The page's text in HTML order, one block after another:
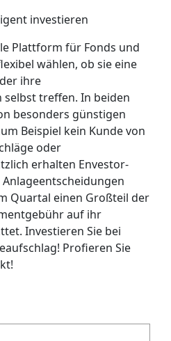
investieren
Plattform für Fonds und
wählen, ob sie eine
ihre
treffen. In beiden
besonders günstigen
Beispiel kein Kunde von
oder
erhalten Envestor-
Quartal einen Großteil der
auf ihr
Investieren Sie bei
Profieren Sie